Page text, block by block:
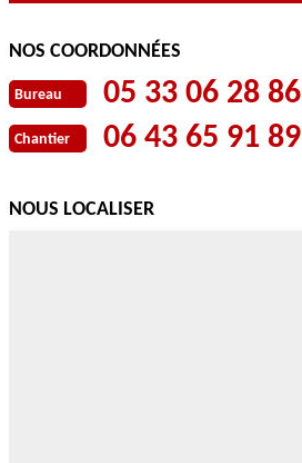
NOS COORDONNÉES
Bureau 05 33 06 28 86
Chantier 06 43 65 91 89
NOUS LOCALISER